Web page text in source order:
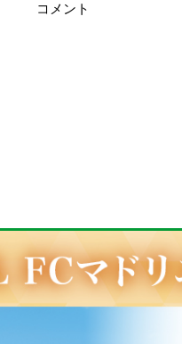
コメント